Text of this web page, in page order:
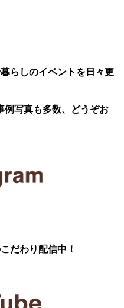
らしのイベントを日々更
例写真も多数、どうぞお
だわり配信中！